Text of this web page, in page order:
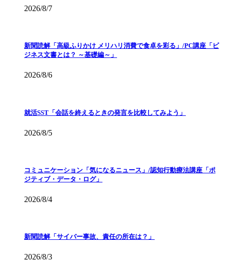
2026/8/7
新聞読解「高級ふりかけ メリハリ消費で食卓を彩る」/PC講座「ビ
ジネス文書とは？ ～基礎編～」
2026/8/6
就活SST「会話を終えるときの発言を比較してみよう」
2026/8/5
コミュニケーション「気になるニュース」/認知行動療法講座「ポ
ジティブ・データ・ログ」
2026/8/4
新聞読解「サイバー事故、責任の所在は？」
2026/8/3